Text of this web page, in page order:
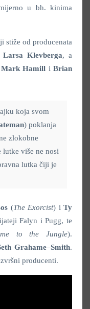
u bh. kinima
stiže od producenata
Larsa Klevberga, a
Mark Hamill i Brian
koja svom
) poklanja
zlokobne
lutke više ne nosi
lutka čiji je
(The Exorcist) iTy
Falyn i Pugg, te
to the Jungle).
Grahame–Smith.
producenti.